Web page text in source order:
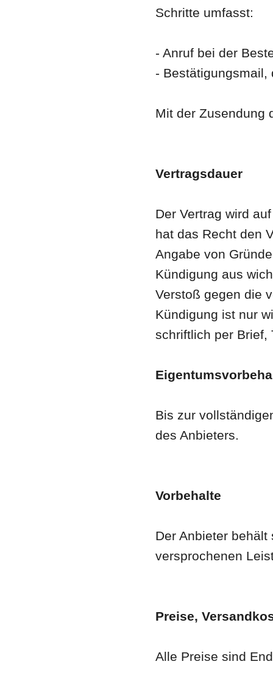
Schritte umfasst:
- Anruf bei der
-
Mit der Zusendung
Vertragsdauer
Der Vertrag wird
hat das Recht den
Angabe von
Kündigung aus
Verstoß gegen die
Kündigung ist nur
schriftlich per Brief,
Bis zur
des Anbieters.
Vorbehalte
Der Anbieter
versprochenen
Preise,
Alle Preise sind